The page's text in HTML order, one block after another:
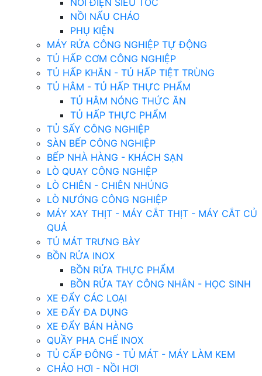
NỒI ĐIỆN SIÊU TỐC
NỒI NẤU CHÁO
PHỤ KIỆN
MÁY RỬA CÔNG NGHIỆP TỰ ĐỘNG
TỦ HẤP CƠM CÔNG NGHIỆP
TỦ HẤP KHĂN - TỦ HẤP TIỆT TRÙNG
TỦ HÂM - TỦ HẤP THỰC PHẨM
TỦ HÂM NÓNG THỨC ĂN
TỦ HẤP THỰC PHẨM
TỦ SẤY CÔNG NGHIỆP
SÀN BẾP CÔNG NGHIỆP
BẾP NHÀ HÀNG - KHÁCH SẠN
LÒ QUAY CÔNG NGHIỆP
LÒ CHIÊN - CHIÊN NHÚNG
LÒ NƯỚNG CÔNG NGHIỆP
MÁY XAY THỊT - MÁY CẮT THỊT - MÁY CẮT CỦ
QUẢ
TỦ MÁT TRƯNG BÀY
BỒN RỬA INOX
BỒN RỬA THỰC PHẨM
BỒN RỬA TAY CÔNG NHÂN - HỌC SINH
XE ĐẨY CÁC LOẠI
XE ĐẨY ĐA DỤNG
XE ĐẨY BÁN HÀNG
QUẦY PHA CHẾ INOX
TỦ CẤP ĐÔNG - TỦ MÁT - MÁY LÀM KEM
CHẢO HƠI - NỒI HƠI